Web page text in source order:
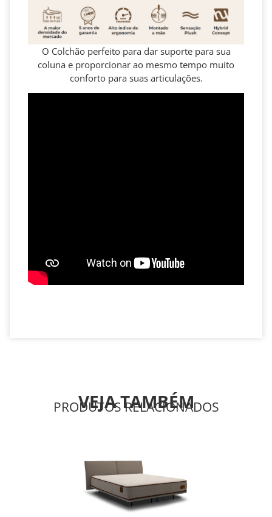
O Colchão perfeito para dar suporte para sua
coluna e proporcionar ao mesmo tempo muito
conforto para suas articulações.
VEJA TAMBÉM
PRODUTOS RELACIONADOS